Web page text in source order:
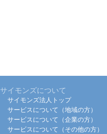
サイモンズについて
サイモンズ法人トップ
サービスについて（地域の方）
サービスについて（企業の方）
サービスについて（その他の方）